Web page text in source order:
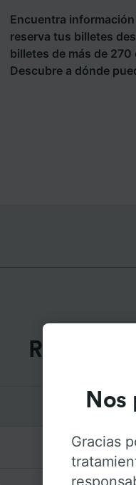
Encuentra
reserva tus billetes
billetes de más de
Descubre a dónde
Rutas
Gracias